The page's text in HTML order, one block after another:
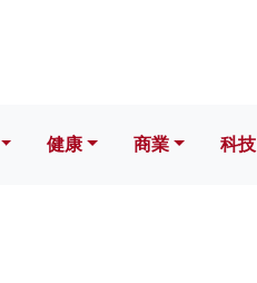
健康 商業 科技